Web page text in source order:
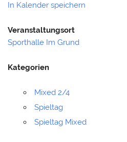
In Kalender speichern
Veranstaltungsort
Sporthalle Im Grund
Kategorien
Mixed 2/4
Spieltag
Spieltag Mixed